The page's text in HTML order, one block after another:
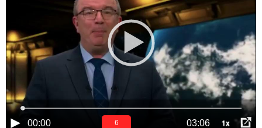
00:00 03:06 1x
6